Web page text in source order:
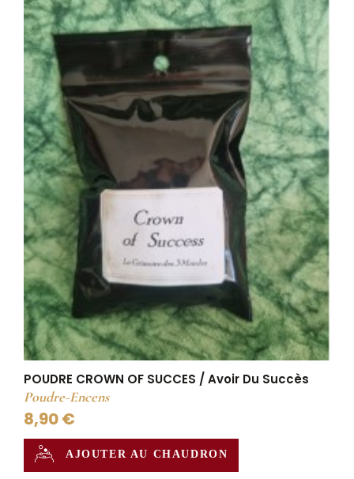
POUDRE CROWN OF SUCCES / Avoir Du Succès
Poudre-Encens
8,90 €
AJOUTER AU CHAUDRON